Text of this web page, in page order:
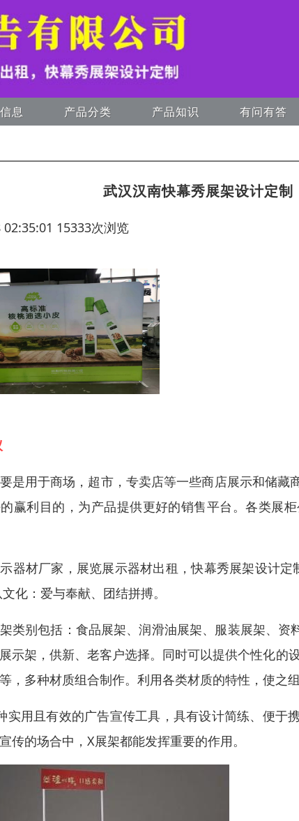
息 产品分类 产品知识 有问有答
武汉汉南快幕秀展架设计定
15333次浏览
是用于商场，超市，专卖店等一些商店展示和储
赢利目的，为产品提供更好的销售平台。各类展
器材厂家，展览展示器材出租，快幕秀展架设计
化：爱与奉献、团结拼搏。
类别包括：食品展架、润滑油展架、服装展架、
示架，供新、老客户选择。同时可以提供个性化
，多种材质组合制作。利用各类材质的特性，使之
实用且有效的广告宣传工具，具有设计简练、便于
传的场合中，X展架都能发挥重要的作用。